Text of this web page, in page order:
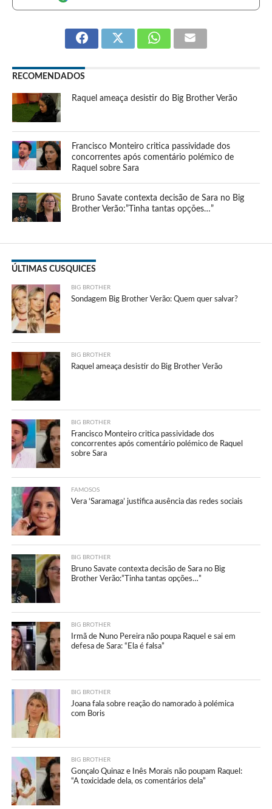
RECOMENDADOS
Raquel ameaça desistir do Big Brother Verão
Francisco Monteiro critica passividade dos
concorrentes após comentário polémico de
Raquel sobre Sara
Bruno Savate contexta decisão de Sara no Big
Brother Verão:”Tinha tantas opções…”
ÚLTIMAS CUSQUICES
BIG BROTHER
Sondagem Big Brother Verão: Quem quer salvar?
BIG BROTHER
Raquel ameaça desistir do Big Brother Verão
BIG BROTHER
Francisco Monteiro critica passividade dos
concorrentes após comentário polémico de Raquel
sobre Sara
FAMOSOS
Vera ‘Saramaga’ justifica ausência das redes sociais
BIG BROTHER
Bruno Savate contexta decisão de Sara no Big
Brother Verão:”Tinha tantas opções…”
BIG BROTHER
Irmã de Nuno Pereira não poupa Raquel e sai em
defesa de Sara: “Ela é falsa”
BIG BROTHER
Joana fala sobre reação do namorado à polémica
com Boris
BIG BROTHER
Gonçalo Quinaz e Inês Morais não poupam Raquel:
“A toxicidade dela, os comentários dela”